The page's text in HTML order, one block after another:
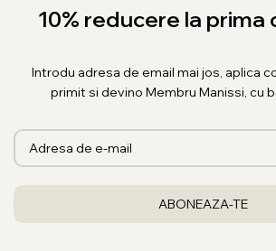
10% reducere la prima
Introdu adresa de email mai jos, aplica
primit si devino Membru Manissi, cu